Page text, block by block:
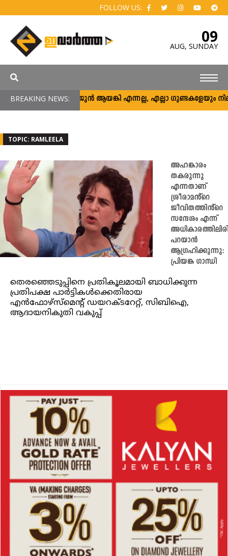
FOLLOW US:
09
AUG, SUNDAY
BREAKING NEWS:അര്‍ജുന്‍ ആയങ്കി എന്നല്ല, എല്ലാ ഗുണ്ടകളേയും
TOPIC: RAMLEELA
അഹങ്കാരം
തകരുന്നു
എന്നതാണ്
ശ്രീരാമൻ്റെ
ജീവിതത്തിൻ്റെ
സന്ദേശം എന്ന്
പറയാൻ
ആഗ്രഹിക്കുന്നു:
പ്രിയങ്ക ഗാന്ധി
തെരഞ്ഞെടുപ്പിനെ പ്രതികൂലമായി ബാധിക്കുന്ന
പ്രതിപക്ഷ പാർട്ടികൾക്കെതിരായ
എൻഫോഴ്‌സ്‌മെൻ്റ് ഡയറക്ടറേറ്റ്, സിബിഐ,
ആദായനികുതി വകുപ്പ്